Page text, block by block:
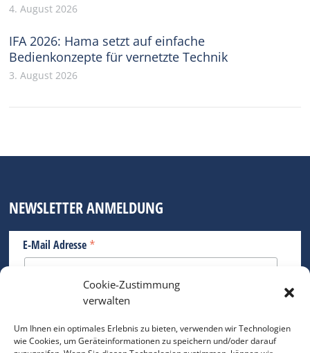
Cookie-Zustimmung
verwalten
Um Ihnen ein optimales Erlebnis zu bieten, verwenden wir Technologien
wie Cookies, um Geräteinformationen zu speichern und/oder darauf
4. August 2026
IFA 2026: Hama setzt auf einfache
Bedienkonzepte für vernetzte Technik
3. August 2026
NEWSLETTER ANMELDUNG
E-Mail Adresse *
Bitte geben Sie Ihre E-Mail Adresse ein.
*